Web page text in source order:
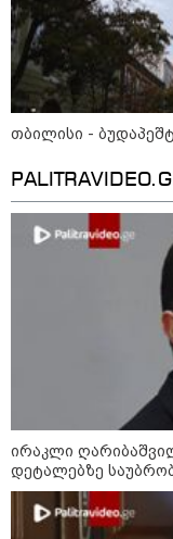
თბილისი -
ირაკლი
დეტალებზე